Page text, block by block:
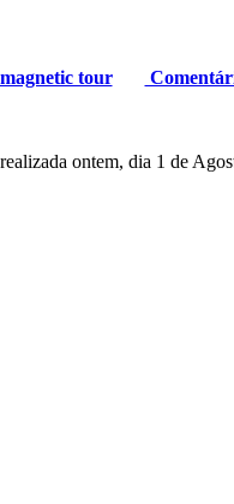
tour
ontem, dia 1 de